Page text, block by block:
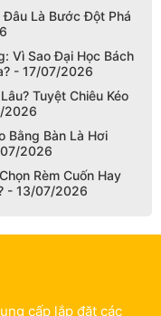
Đâu Là Bước Đột Phá
Vì Sao Đại Học Bách
- 17/07/2026
Tuyệt Chiêu Kéo
2026
Bằng Bàn Là Hơi
2026
Rèm Cuốn Hay
- 13/07/2026
cấp lắp đặt các